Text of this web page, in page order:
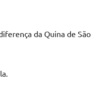
da Quina de São